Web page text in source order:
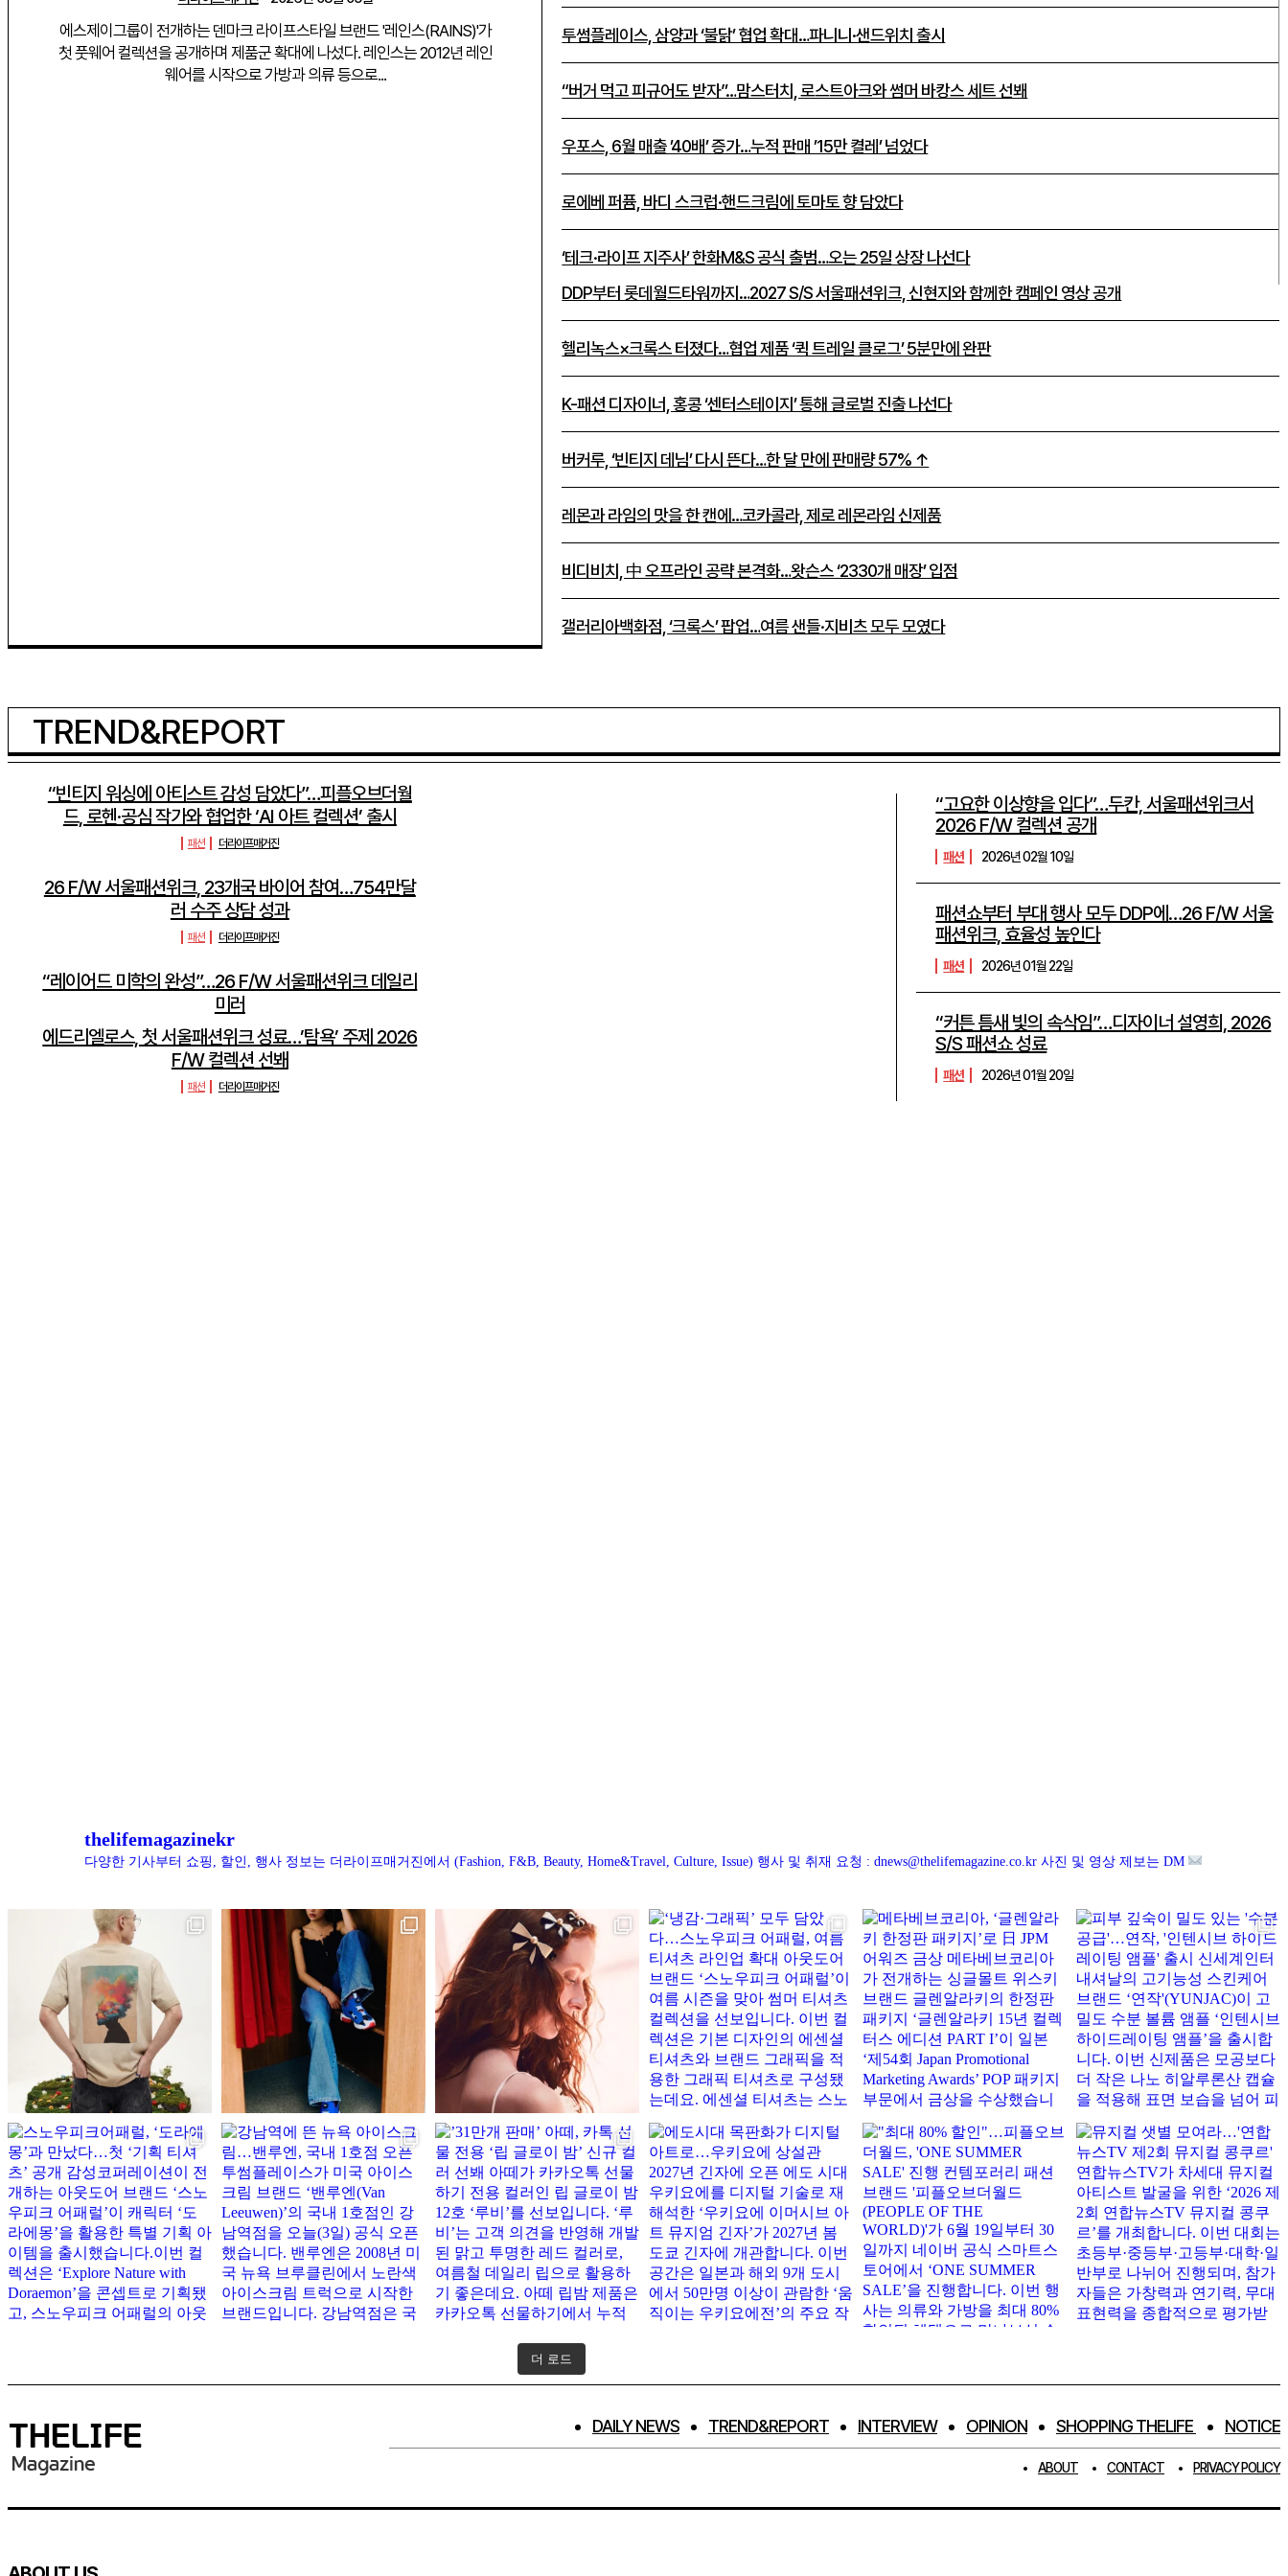
에스제이그룹이 전개하는 덴마크 라이프스타일 브랜드 '레인스(RAINS)'가
첫 풋웨어 컬렉션을 공개하며 제품군 확대에 나섰다. 레인스는 2012년 레인
웨어를 시작으로 가방과 의류 등으로...
투썸플레이스, 삼양과 ‘불닭’ 협업 확대…파니니·샌드위치 출시
“버거 먹고 피규어도 받자”…맘스터치, 로스트아크와 썸머 바캉스 세트 선봬
우포스, 6월 매출 ’40배’ 증가…누적 판매 ’15만 켤레’ 넘었다
로에베 퍼퓸, 바디 스크럽·핸드크림에 토마토 향 담았다
‘테크·라이프 지주사’ 한화M&S 공식 출범…오는 25일 상장 나선다
DDP부터 롯데월드타워까지…2027 S/S 서울패션위크, 신현지와 함께한 캠페인 영상 공개
헬리녹스×크록스 터졌다…협업 제품 ‘퀵 트레일 클로그’ 5분만에 완판
K-패션 디자이너, 홍콩 ‘센터스테이지’ 통해 글로벌 진출 나선다
버커루, ‘빈티지 데님’ 다시 뜬다…한 달 만에 판매량 57% ↑
레몬과 라임의 맛을 한 캔에…코카콜라, 제로 레몬라임 신제품
비디비치, 中 오프라인 공략 본격화…왓슨스 ‘2330개 매장’ 입점
갤러리아백화점, ‘크록스’ 팝업…여름 샌들·지비츠 모두 모였다
TREND&REPORT
“빈티지 워싱에 아티스트 감성 담았다”…피플오브더월
드, 로헨·공심 작가와 협업한 ‘AI 아트 컬렉션’ 출시
패션 더라이프매거진
26 F/W 서울패션위크, 23개국 바이어 참여…754만달
러 수주 상담 성과
패션 더라이프매거진
“레이어드 미학의 완성”…26 F/W 서울패션위크 데일리
미러
패션 더라이프매거진
에드리엘로스, 첫 서울패션위크 성료…’탐욕’ 주제 2026
F/W 컬렉션 선봬
패션 더라이프매거진
“고요한 이상향을 입다”…두칸, 서울패션위크서
2026 F/W 컬렉션 공개
패션 2026년 02월 10일
패션쇼부터 부대 행사 모두 DDP에…26 F/W 서울
패션위크, 효율성 높인다
패션 2026년 01월 22일
“커튼 틈새 빛의 속삭임”…디자이너 설영희, 2026
S/S 패션쇼 성료
패션 2026년 01월 20일
thelifemagazinekr
다양한 기사부터 쇼핑, 할인, 행사 정보는 더라이프매거진에서 (Fashion, F&B, Beauty, Home&Travel, Culture, Issue) 행사 및 취재 요청 : dnews@thelifemagazine.co.kr 사진 및 영상 제보는 DM
더 로드
DAILY NEWS TREND&REPORT INTERVIEW OPINION SHOPPING THELIFE NOTICE
ABOUT CONTACT PRIVACY POLICY